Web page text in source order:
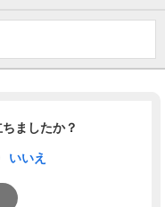
ましたか？
いいえ